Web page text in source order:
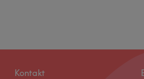
Kontakt